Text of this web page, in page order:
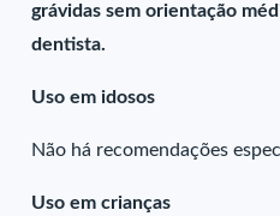
grávidas sem orientação
dentista.
Uso em idosos
Não há recomendações
Uso em crianças